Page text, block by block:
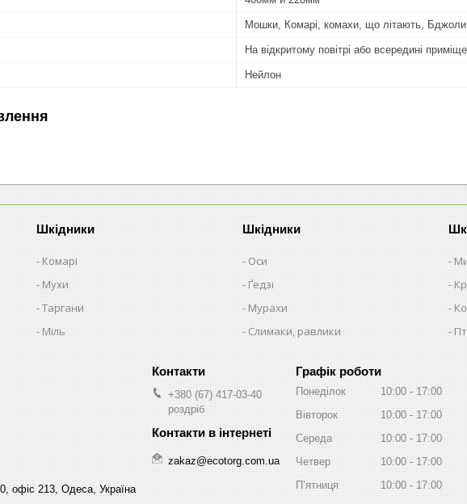
Мошки, Комарі, комахи, що літають,
На відкритому повітрі або всередині
Нейлон
Шкідники
Комарі
Мухи
Таргани
Міль
Шкідники
Оси
Ґедзі
Мурахи
Слимаки, равлики
офіс 213, Одеса, Україна
+380 (67) 417-03-40
роздріб
zakaz@ecotorg.com.ua
Графік роботи
Понеділок 10:00
17:00
Вівторок
10:00
17:00
Середа
10:00
17:00
Четвер
10:00
17:00
Пʼятниця
10:00
17:00